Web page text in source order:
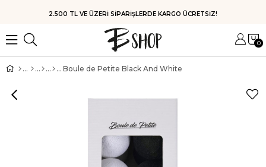
2.500 TL VE ÜZERİ SİPARİŞLERDE KARGO ÜCRETSİZ!
0
Boule de Petite Black And White